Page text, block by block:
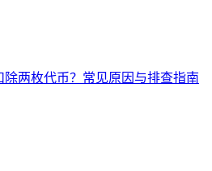
除两枚代币？常见原因与排查指南